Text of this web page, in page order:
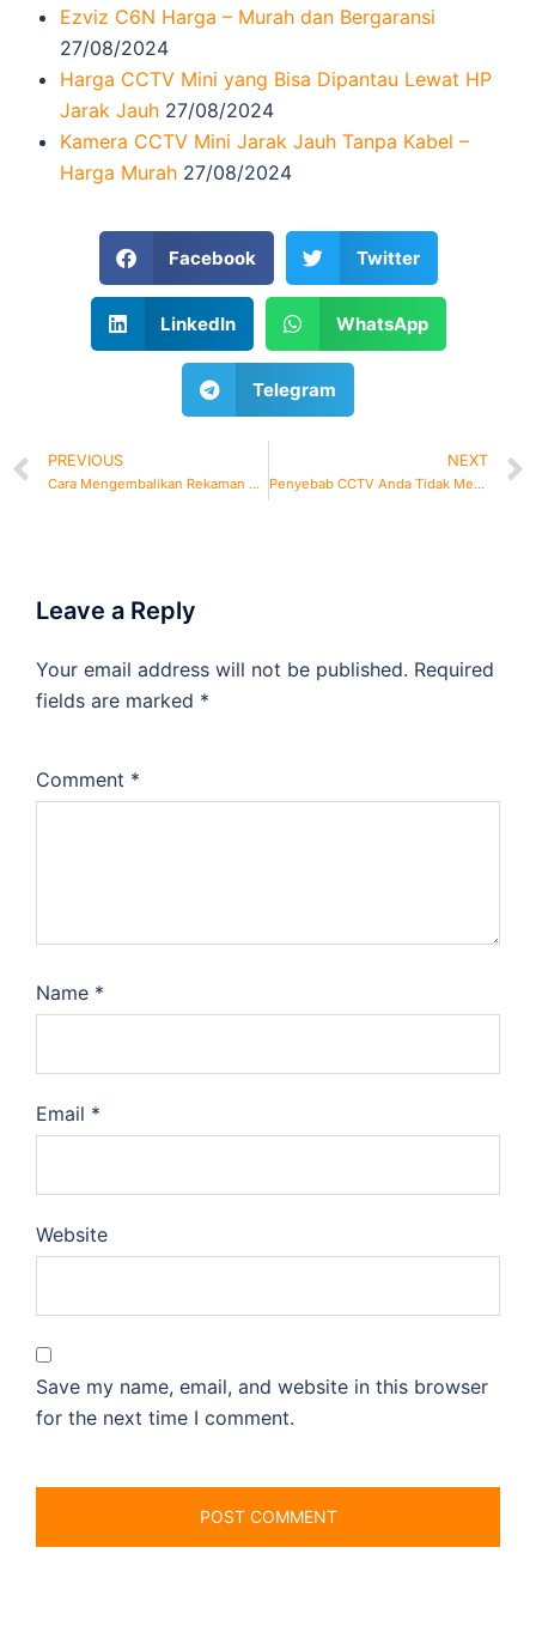
Ezviz C6N Harga – Murah dan Bergaransi
27/08/2024
Harga CCTV Mini yang Bisa Dipantau Lewat HP
Jarak Jauh 27/08/2024
Kamera CCTV Mini Jarak Jauh Tanpa Kabel –
Harga Murah 27/08/2024
Facebook Twitter
LinkedIn WhatsApp
Telegram
PREVIOUS
Cara Mengembalikan Rekaman CCTV yang Terhapus
NEXT
Penyebab CCTV Anda Tidak Menyala dan Cara Mengatasinya
Leave a Reply
Your email address will not be published. Required
fields are marked *
Comment *
Name *
Email *
Website
Save my name, email, and website in this browser
for the next time I comment.